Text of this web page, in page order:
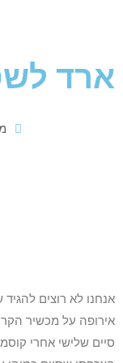
ארד
אנחנו לא רוצים
סיים שלישי אחרי